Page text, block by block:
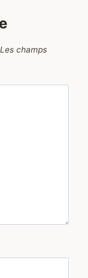
Les champs